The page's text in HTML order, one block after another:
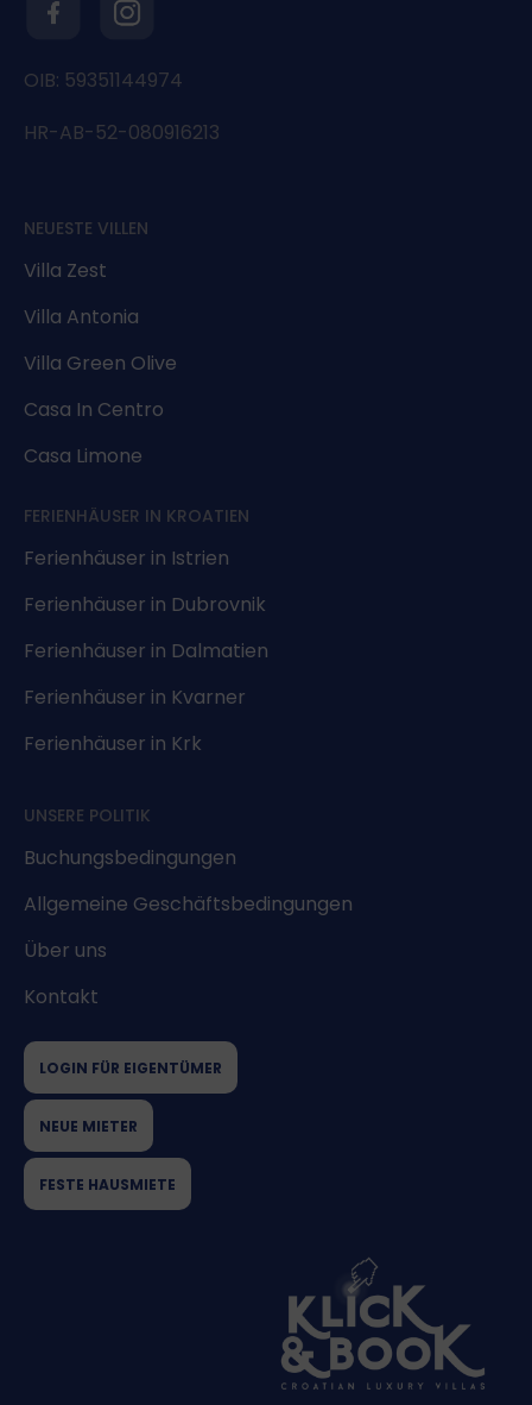
OIB: 59351144974
HR-AB-52-080916213
NEUESTE VILLEN
Villa Zest
Villa Antonia
Villa Green Olive
Casa In Centro
Casa Limone
FERIENHÄUSER IN KROATIEN
Ferienhäuser in Istrien
Ferienhäuser in Dubrovnik
Ferienhäuser in Dalmatien
Ferienhäuser in Kvarner
Ferienhäuser in Krk
UNSERE POLITIK
Buchungsbedingungen
Allgemeine Geschäftsbedingungen
Über uns
Kontakt
LOGIN FÜR EIGENTÜMER
NEUE MIETER
FESTE HAUSMIETE